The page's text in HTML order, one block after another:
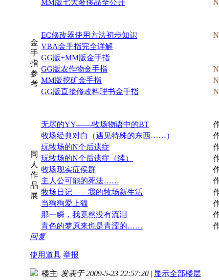
MM版七大奢侈品全公开
金
手
指
参
考
EC修改器使用方法初步知识
VBA金手指完全详解
GG版+MM版金手指
GG版农作物金手指
MM版挖矿金手指
GG版直接修改料理书金手指
同
人
作
品
展
无尽的YY——牧场物语中的BT
牧场经典对白（遇见特殊的东西……）
玩牧场的N个后遗症
玩牧场的N个后遗症（续）
牧场现实症侯群
主人公可能的死法……
牧场日记——我的牧场新生活
当狗狗爱上猫
那一瞬，我竟然没有流泪
青色的梦原来也是青涩的……
回复
使用道具 举报
楼主| 发表于 2009-5-23 22:57:20 | 显示全部楼层